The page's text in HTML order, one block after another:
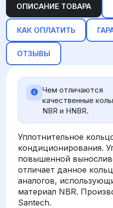
ОПИСАНИЕ ТОВАРА
КАК ОПЛАТИТЬ
ОТЗЫВЫ
Чем отличаются
качественные
NBR и HNBR.
Уплотнительное
кондиционирования.
повышенной
отличает данное
аналогов,
материал NBR.
Santech.